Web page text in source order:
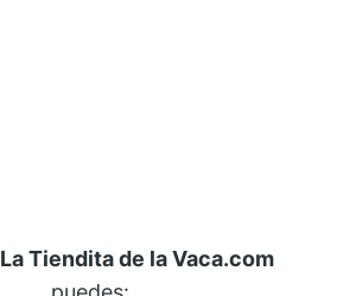
La Tiendita de la Vaca.com